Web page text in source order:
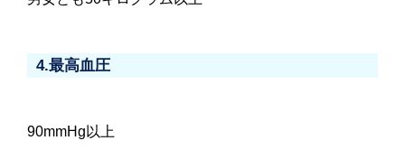
4.最高血圧
90mmHg以上